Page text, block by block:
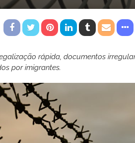
rápida, documentos
por imigrantes.